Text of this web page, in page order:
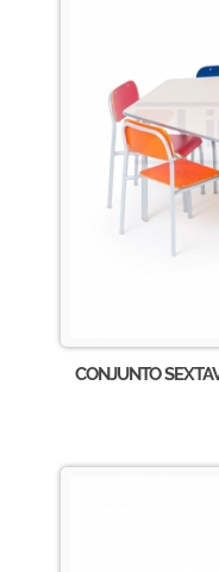
CONJUNTO